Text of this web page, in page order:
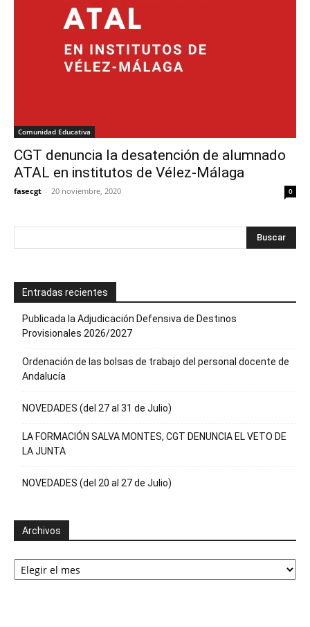
Comunidad Educativa
CGT denuncia la desatención de alumnado
ATAL en institutos de Vélez-Málaga
fasecgt - 20 noviembre, 2020 0
Entradas recientes
Publicada la Adjudicación Defensiva de Destinos
Provisionales 2026/2027
Ordenación de las bolsas de trabajo del personal docente de
Andalucía
NOVEDADES (del 27 al 31 de Julio)
LA FORMACIÓN SALVA MONTES, CGT DENUNCIA EL VETO DE
LA JUNTA
NOVEDADES (del 20 al 27 de Julio)
Archivos
Archivos